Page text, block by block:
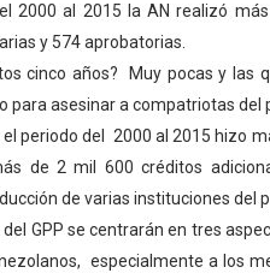
lanza Plan Agosto
Recreacional Tilingo del
al curso de
2000 al 2015 la AN realizó
y 574 aprobatorias.
cinco años? Muy pocas y las
para asesinar a compatriotas del
periodo del 2000 al 2015 hizo
de 2 mil 600 créditos
de varias instituciones del
GPP se centrarán en tres
especialmente a los